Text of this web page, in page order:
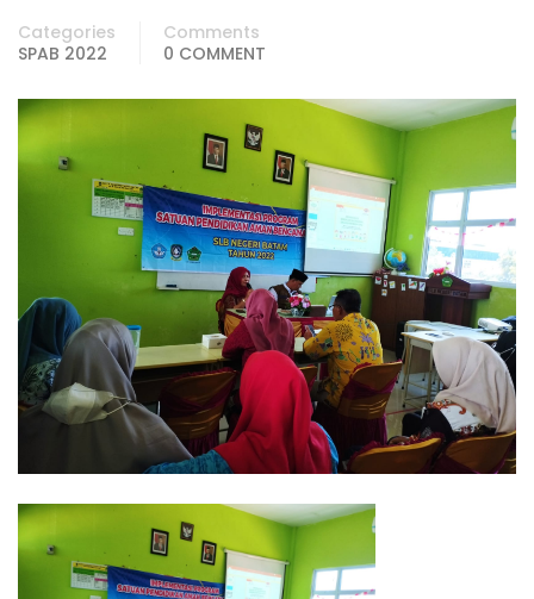
Categories
SPAB 2022
Comments
0 COMMENT